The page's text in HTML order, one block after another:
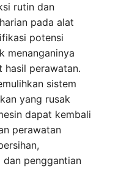
rutin dan
pada alat
potensi
menanganinya
hasil perawatan.
sistem
yang rusak
dapat kembali
perawatan
dan penggantian